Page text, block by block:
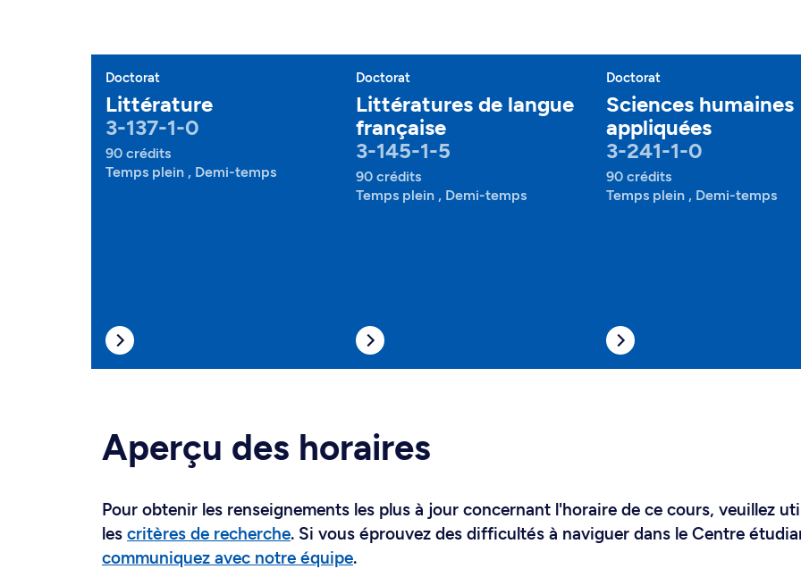
Doctorat
Littérature
3-137-1-0
90 crédits
Temps plein , Demi-temps
Doctorat
Littératures de langue
française
3-145-1-5
90 crédits
Temps plein , Demi-temps
Doctorat
Sciences humaines
appliquées
3-241-1-0
90 crédits
Temps plein , Demi-temps
Aperçu des horaires
Pour obtenir les renseignements les plus à jour concernant l'horaire de ce cours, veuillez
les critères de recherche. Si vous éprouvez des difficultés à naviguer dans le Centre
communiquez avec notre équipe.